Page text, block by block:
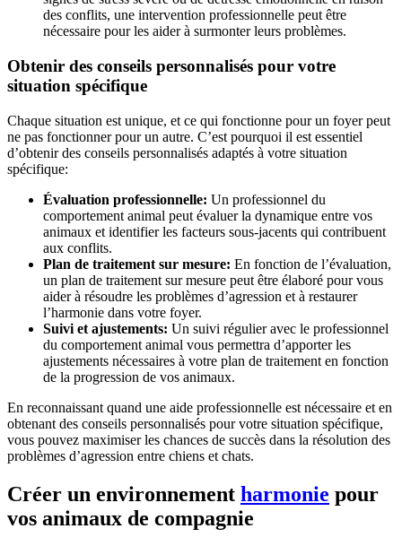
des conflits, une intervention professionnelle peut être
nécessaire pour les aider à surmonter leurs problèmes.
Obtenir des conseils personnalisés pour votre
situation spécifique
Chaque situation est unique, et ce qui fonctionne pour un foyer peut
ne pas fonctionner pour un autre. C’est pourquoi il est essentiel
d’obtenir des conseils personnalisés adaptés à votre situation
spécifique:
Évaluation professionnelle: Un professionnel du
comportement animal peut évaluer la dynamique entre vos
animaux et identifier les facteurs sous-jacents qui contribuent
aux conflits.
Plan de traitement sur mesure: En fonction de l’évaluation,
un plan de traitement sur mesure peut être élaboré pour vous
aider à résoudre les problèmes d’agression et à restaurer
l’harmonie dans votre foyer.
Suivi et ajustements: Un suivi régulier avec le professionnel
du comportement animal vous permettra d’apporter les
ajustements nécessaires à votre plan de traitement en fonction
de la progression de vos animaux.
En reconnaissant quand une aide professionnelle est nécessaire et en
obtenant des conseils personnalisés pour votre situation spécifique,
vous pouvez maximiser les chances de succès dans la résolution des
problèmes d’agression entre chiens et chats.
Créer un environnement harmonie pour
vos animaux de compagnie